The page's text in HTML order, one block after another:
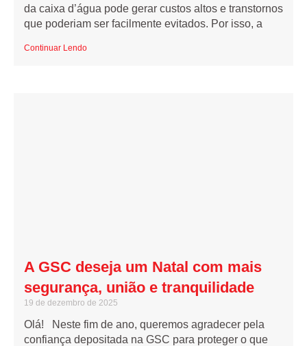
da caixa d’água pode gerar custos altos e transtornos
que poderiam ser facilmente evitados. Por isso, a
Continuar Lendo
A GSC deseja um Natal com mais
segurança, união e tranquilidade
19 de dezembro de 2025
Olá! Neste fim de ano, queremos agradecer pela
confiança depositada na GSC para proteger o que